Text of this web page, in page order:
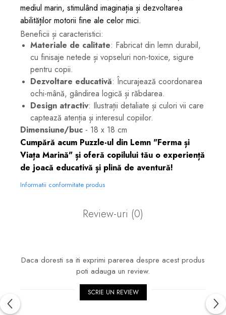
mediul marin, stimulând imaginația și dezvoltarea
abilităților motorii fine ale celor mici.
Beneficii și caracteristici:
Materiale de calitate: Fabricat din lemn durabil,
cu finisaje netede și vopseluri non-toxice, sigure
pentru copii.
Dezvoltare educativă: Încurajează coordonarea
ochi-mână, gândirea logică și răbdarea.
Design atractiv: Ilustrații detaliate și culori vii care
captează atenția și interesul copiilor.
Dimensiune/buc - 18 x 18 cm
Cumpără acum Puzzle-ul din Lemn "Ferma și
Viața Marină" și oferă copilului tău o experiență
de joacă educativă și plină de aventură!
Informatii conformitate produs
Review-uri (0)
Daca doresti sa iti exprimi parerea despre acest produs
poti adauga un review.
SCRIE UN REVIEW